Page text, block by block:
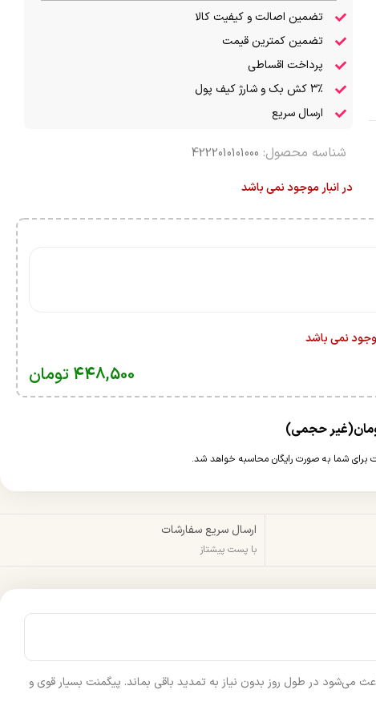
تضمین اصالت و کیفیت کالا
تضمین کمترین قیمت
پرداخت اقساطی
۳٪ کش بک و شارژ کیف پول
ارسال سریع
شناسه محصول: 4222010101000
در انبار موجود نمی باشد
نمی باشد
448,500 تومان
ارسال سریع سفارشات
با پست پیشتاز
می‌شود در طول روز بدون نیاز به تمدید باقی بماند. پیگمنت بسیار قوی و